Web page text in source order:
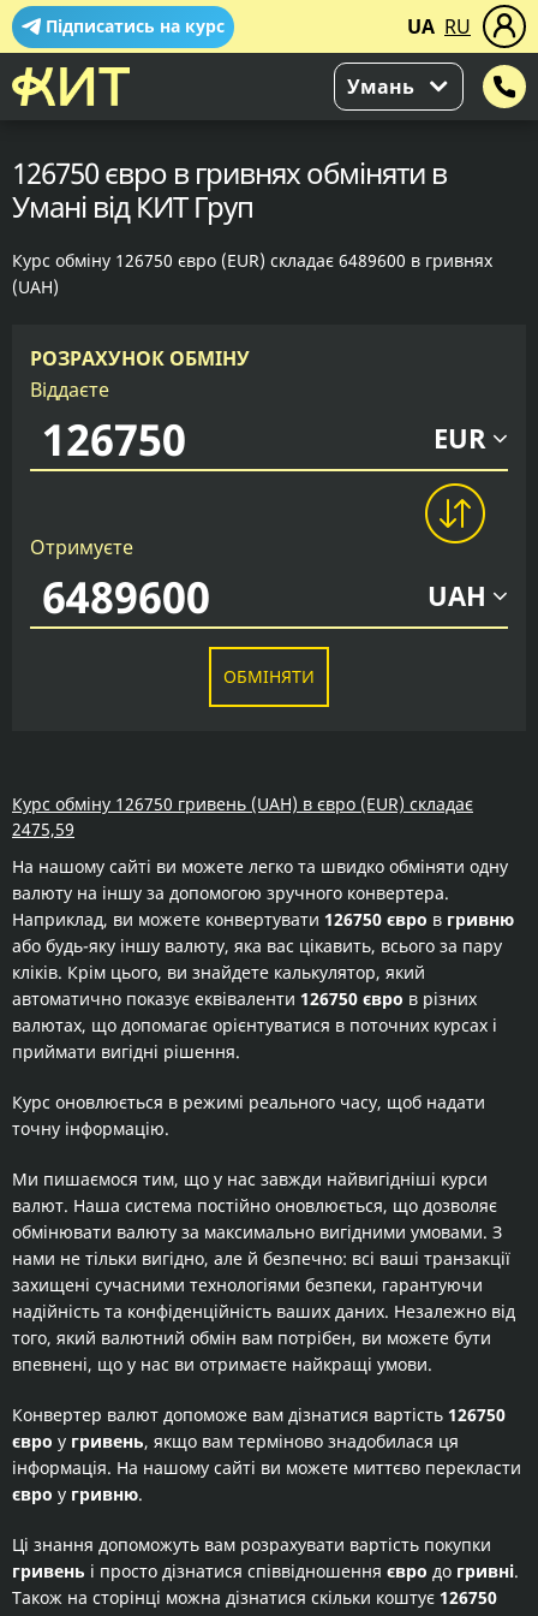
Підписатись на курс UA RU
Умань
126750 євро в гривнях обміняти в
Умані від КИТ Груп
Курс обміну 126750 євро (EUR) складає 6489600 в гривнях
(UAH)
РОЗРАХУНОК ОБМІНУ
Віддаєте
EUR
Отримуєте
UAH
ОБМІНЯТИ
Курс обміну 126750 гривень (UAH) в євро (EUR) складає
2475,59
На нашому сайті ви можете легко та швидко обміняти одну
валюту на іншу за допомогою зручного конвертера.
Наприклад, ви можете конвертувати 126750 євро в гривню
або будь-яку іншу валюту, яка вас цікавить, всього за пару
кліків. Крім цього, ви знайдете калькулятор, який
автоматично показує еквіваленти 126750 євро в різних
валютах, що допомагає орієнтуватися в поточних курсах і
приймати вигідні рішення.
Курс оновлюється в режимі реального часу, щоб надати
точну інформацію.
Ми пишаємося тим, що у нас завжди найвигідніші курси
валют. Наша система постійно оновлюється, що дозволяє
обмінювати валюту за максимально вигідними умовами. З
нами не тільки вигідно, але й безпечно: всі ваші транзакції
захищені сучасними технологіями безпеки, гарантуючи
надійність та конфіденційність ваших даних. Незалежно від
того, який валютний обмін вам потрібен, ви можете бути
впевнені, що у нас ви отримаєте найкращі умови.
Конвертер валют допоможе вам дізнатися вартість 126750
євро у гривень, якщо вам терміново знадобилася ця
інформація. На нашому сайті ви можете миттєво перекласти
євро у гривню.
Ці знання допоможуть вам розрахувати вартість покупки
гривень і просто дізнатися співвідношення євро до гривні.
Також на сторінці можна дізнатися скільки коштує 126750